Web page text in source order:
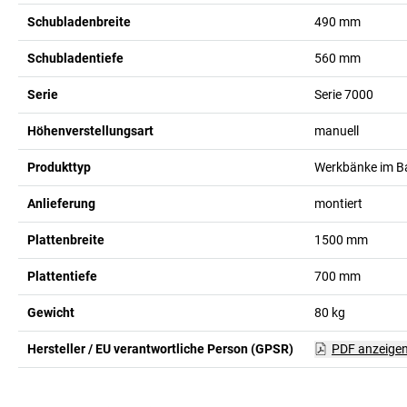
Schubladenbreite 490 mm
Schubladentiefe 560 mm
Serie Serie 7000
Höhenverstellungsart manuell
Produkttyp Werkbänke im
Anlieferung montiert
Plattenbreite 1500 mm
Plattentiefe 700 mm
Gewicht 80 kg
Hersteller / EU verantwortliche Person (GPSR) PDF anzeigen